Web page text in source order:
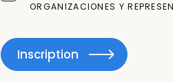
ORGANIZACIONES Y
Inscription